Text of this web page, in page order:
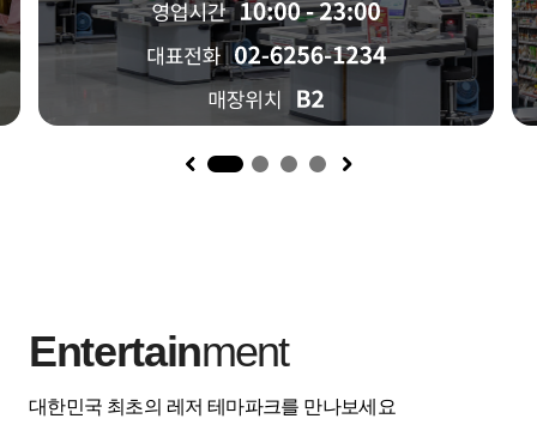
1
Entertainment
대한민국 최초의 레저 테마파크를 만나보세요